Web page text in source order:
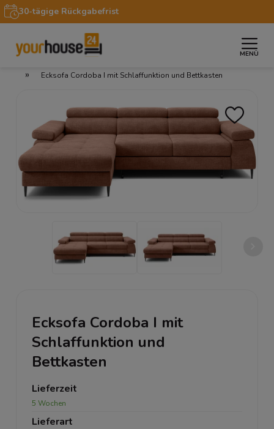
30-tägige Rückgabefrist
MENÜ
Startseite » Möbel Ecksofas
» Ecksofa Cordoba I mit Schlaffunktion und Bettkasten
Ecksofa Cordoba I mit
Schlaffunktion und
Bettkasten
Lieferzeit
5 Wochen
Lieferart